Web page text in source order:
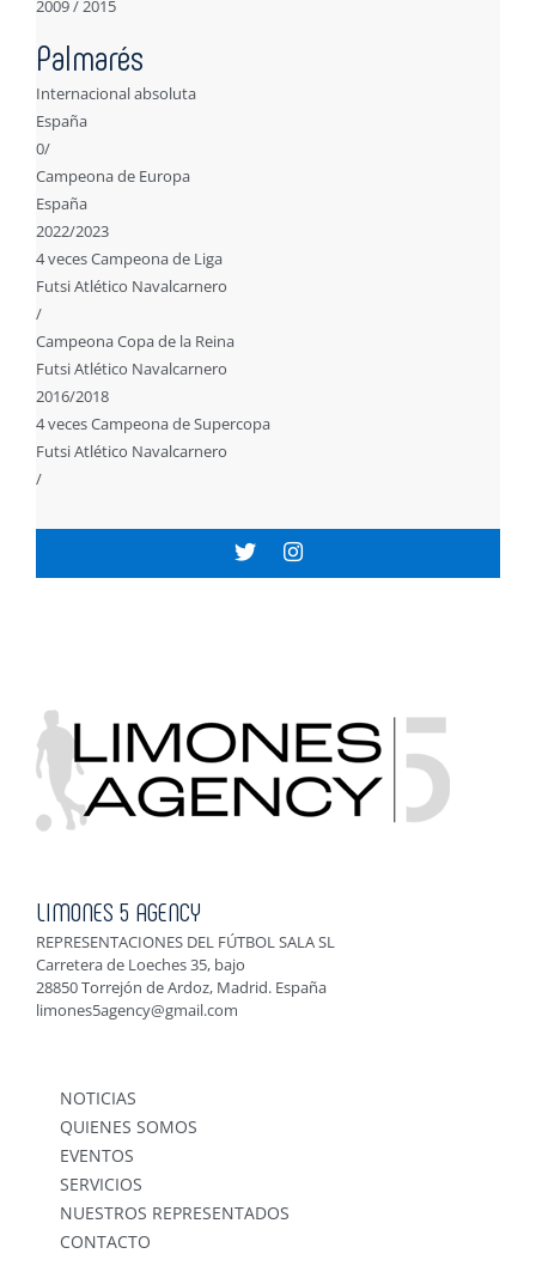
2009 / 2015
Palmarés
Internacional absoluta
España
0/
Campeona de Europa
España
2022/2023
4 veces Campeona de Liga
Futsi Atlético Navalcarnero
/
Campeona Copa de la Reina
Futsi Atlético Navalcarnero
2016/2018
4 veces Campeona de Supercopa
Futsi Atlético Navalcarnero
/
LIMONES 5 AGENCY
REPRESENTACIONES DEL FÚTBOL SALA SL
Carretera de Loeches 35, bajo
28850 Torrejón de Ardoz, Madrid. España
limones5agency@gmail.com
NOTICIAS
QUIENES SOMOS
EVENTOS
SERVICIOS
NUESTROS REPRESENTADOS
CONTACTO